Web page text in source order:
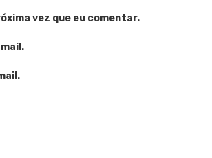
vez que eu comentar.